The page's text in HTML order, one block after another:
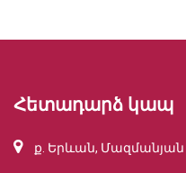
Հետադարձ կապ
ք. Երևան,